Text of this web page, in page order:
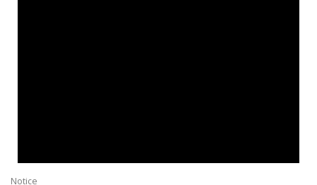
Notice